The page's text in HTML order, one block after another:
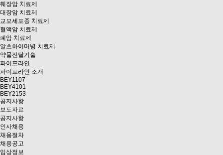
췌장암 치료제
대장암 치료제
교모세포종 치료제
혈액암 치료제
폐암 치료제
알츠하이머병 치료제
약물전달기술
파이프라인
파이프라인 소개
BEY1107
BEY4101
BEY2153
공지사항
보도자료
공지사항
인사채용
채용절차
채용공고
임상정보